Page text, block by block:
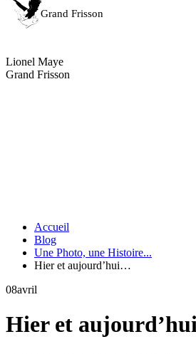
Lionel Maye
Grand Frisson
Accueil
Blog
Une Photo, une Histoire...
Hier et aujourd’hui…
08avril
Hier et